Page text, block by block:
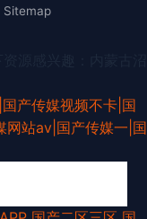
Sitemap
产传媒视频不卡|国
网站av|国产传媒一|国
少妇导航影院 久久要精